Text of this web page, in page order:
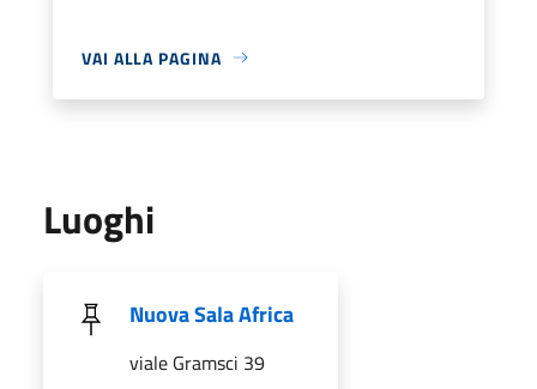
VAI ALLA PAGINA
Luoghi
Nuova Sala Africa
viale Gramsci 39